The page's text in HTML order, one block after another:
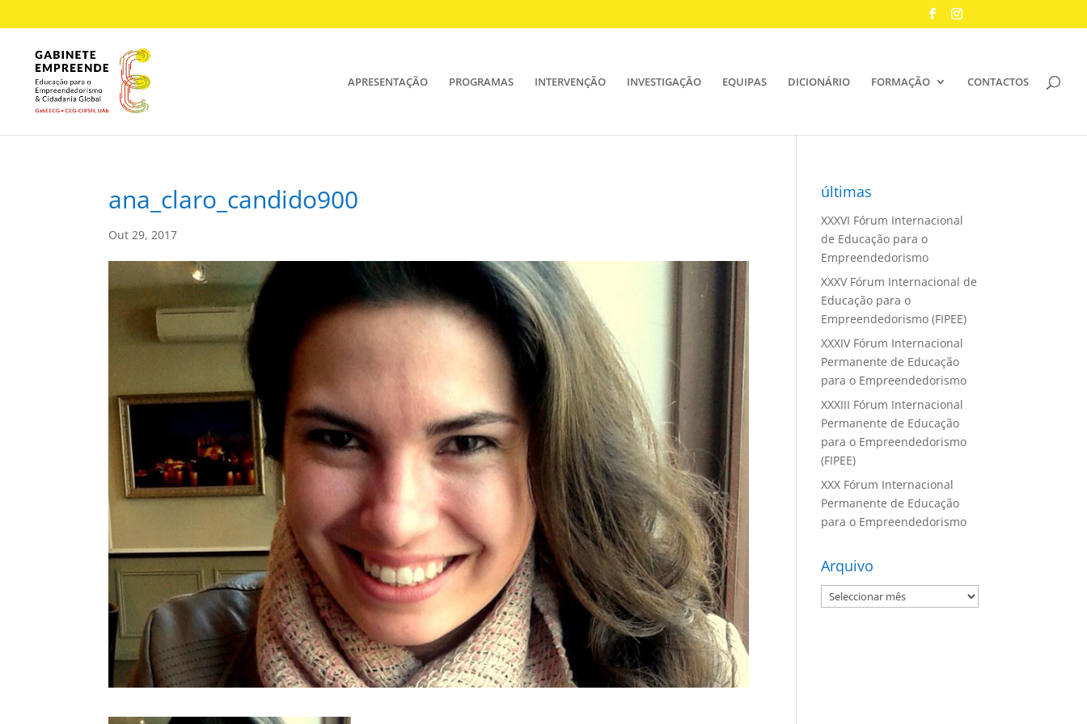
APRESENTAÇÃO PROGRAMAS INTERVENÇÃO INVESTIGAÇÃO EQUIPAS DICIONÁRIO FORMAÇÃO CONTACTOS
ana_claro_candido900
Out 29, 2017
últimas
XXXVI Fórum Internacional
de Educação para o
Empreendedorismo
XXXV Fórum Internacional de
Educação para o
Empreendedorismo (FIPEE)
XXXIV Fórum Internacional
Permanente de Educação
para o Empreendedorismo
XXXIII Fórum Internacional
Permanente de Educação
para o Empreendedorismo
(FIPEE)
XXX Fórum Internacional
Permanente de Educação
para o Empreendedorismo
Arquivo
Arquivo